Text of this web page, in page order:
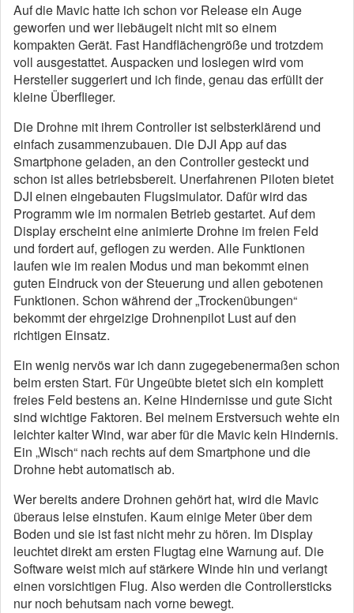
Auf die Mavic hatte ich schon vor Release ein Auge
geworfen und wer liebäugelt nicht mit so einem
kompakten Gerät. Fast Handflächengröße und trotzdem
voll ausgestattet. Auspacken und loslegen wird vom
Hersteller suggeriert und ich finde, genau das erfüllt der
kleine Überflieger.
Die Drohne mit ihrem Controller ist selbsterklärend und
einfach zusammenzubauen. Die DJI App auf das
Smartphone geladen, an den Controller gesteckt und
schon ist alles betriebsbereit. Unerfahrenen Piloten bietet
DJI einen eingebauten Flugsimulator. Dafür wird das
Programm wie im normalen Betrieb gestartet. Auf dem
Display erscheint eine animierte Drohne im freien Feld
und fordert auf, geflogen zu werden. Alle Funktionen
laufen wie im realen Modus und man bekommt einen
guten Eindruck von der Steuerung und allen gebotenen
Funktionen. Schon während der „Trockenübungen“
bekommt der ehrgeizige Drohnenpilot Lust auf den
richtigen Einsatz.
Ein wenig nervös war ich dann zugegebenermaßen schon
beim ersten Start. Für Ungeübte bietet sich ein komplett
freies Feld bestens an. Keine Hindernisse und gute Sicht
sind wichtige Faktoren. Bei meinem Erstversuch wehte ein
leichter kalter Wind, war aber für die Mavic kein Hindernis.
Ein „Wisch“ nach rechts auf dem Smartphone und die
Drohne hebt automatisch ab.
Wer bereits andere Drohnen gehört hat, wird die Mavic
überaus leise einstufen. Kaum einige Meter über dem
Boden und sie ist fast nicht mehr zu hören. Im Display
leuchtet direkt am ersten Flugtag eine Warnung auf. Die
Software weist mich auf stärkere Winde hin und verlangt
einen vorsichtigen Flug. Also werden die Controllersticks
nur noch behutsam nach vorne bewegt.